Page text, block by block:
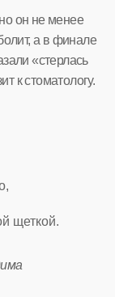
он не менее
а в финале
«стерлась
к стоматологу.
щеткой.